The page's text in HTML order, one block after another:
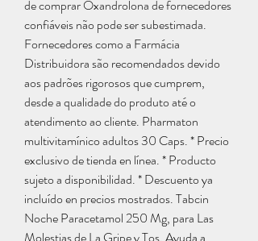
de comprar Oxandrolona de fornecedores
confiáveis não pode ser subestimada.
Fornecedores como a Farmácia
Distribuidora são recomendados devido
aos padrões rigorosos que cumprem,
desde a qualidade do produto até o
atendimento ao cliente. Pharmaton
multivitamínico adultos 30 Caps. * Precio
exclusivo de tienda en línea. * Producto
sujeto a disponibilidad. * Descuento ya
incluído en precios mostrados. Tabcin
Noche Paracetamol 250 Mg, para Las